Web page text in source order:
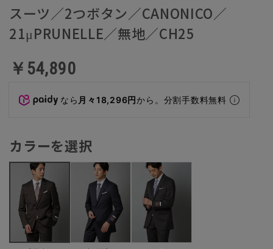
スーツ／2つボタン／CANONICO／
21μPRUNELLE／無地／CH25
￥54,890
なら 月々18,296円から。分割手数料無料
カラーを選択